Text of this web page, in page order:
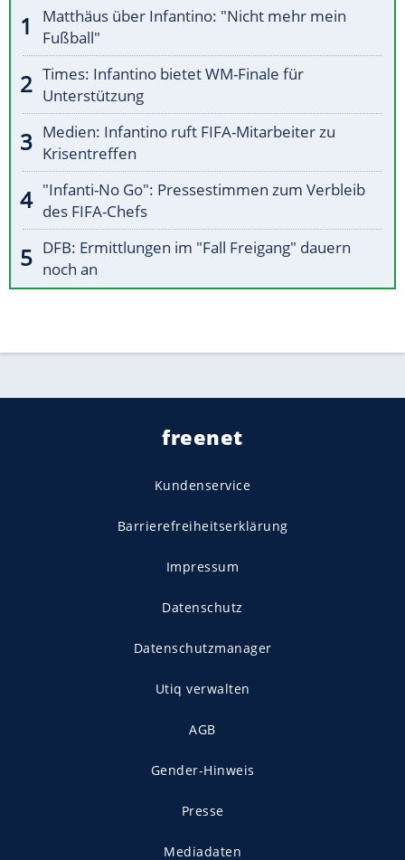
Matthäus über Infantino: "Nicht mehr mein
Fußball"
Times: Infantino bietet WM-Finale für
Unterstützung
Medien: Infantino ruft FIFA-Mitarbeiter zu
Krisentreffen
"Infanti-No Go": Pressestimmen zum Verbleib
des FIFA-Chefs
DFB: Ermittlungen im "Fall Freigang" dauern
noch an
freenet
Kundenservice
Barrierefreiheitserklärung
Impressum
Datenschutz
Datenschutzmanager
Utiq verwalten
AGB
Gender-Hinweis
Presse
Mediadaten